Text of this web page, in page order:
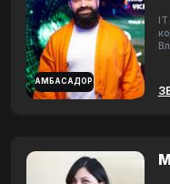
АМБАСАДОР